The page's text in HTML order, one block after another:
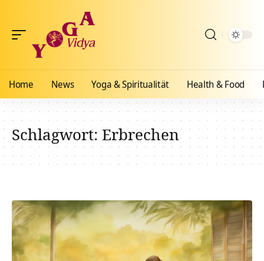
Home News Yoga & Spiritualität Health & Food
Schlagwort:Erbrechen